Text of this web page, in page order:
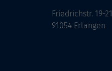
Friedrichstr. 19-21
91054 Erlangen